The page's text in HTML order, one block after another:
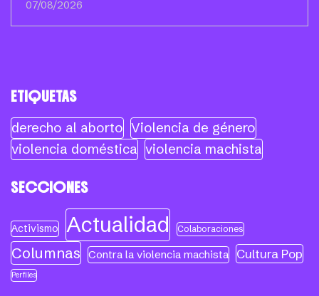
07/08/2026
ETIQUETAS
derecho al aborto Violencia de género
violencia doméstica violencia machista
SECCIONES
Activismo Actualidad Colaboraciones
Columnas Contra la violencia machista Cultura Pop
Perfiles